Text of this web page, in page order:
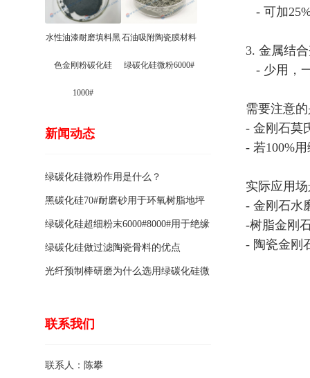
水性油漆耐磨填料黑
色金刚粉碳化硅
1000#
石油吸附陶瓷膜材料
绿碳化硅微粉6000#
新闻动态
绿碳化硅微粉作用是什么？
黑碳化硅70#耐磨砂用于环氧树脂地坪
骨料的特点有哪些？
绿碳化硅超细粉末6000#8000#用于绝缘
涂料的优点
绿碳化硅做过滤陶瓷骨料的优点
光纤预制棒研磨为什么选用绿碳化硅微
联系我们
联系人：陈攀
- 可加
3. 金属结
- 少用，
需要注意
- 金刚石莫
- 若100%
实际应用
- 金刚石水
-树脂金刚
- 陶瓷金刚